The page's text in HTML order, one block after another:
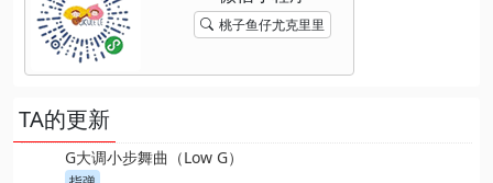
桃子鱼仔尤克里里
TA的更新
G大调小步舞曲（Low G）